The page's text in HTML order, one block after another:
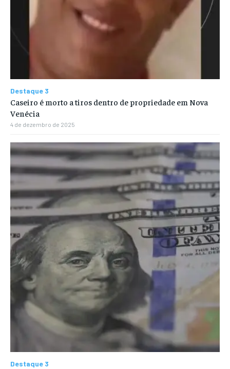
Destaque 3
Caseiro é morto a tiros dentro de propriedade em Nova
Venécia
4 de dezembro de 2025
Destaque 3